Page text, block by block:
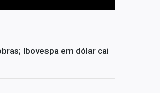
Ibovespa em dólar cai